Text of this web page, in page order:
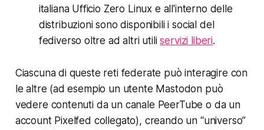
italiana Ufficio Zero Linux e all'interno delle
distribuzioni sono disponibili i social del
fediverso oltre ad altri utiliservizi liberi.
Ciascuna di queste reti federate può interagire con
le altre (ad esempio un utente Mastodon può
vedere contenuti da un canale PeerTube o da un
account Pixelfed collegato), creando un “universo”